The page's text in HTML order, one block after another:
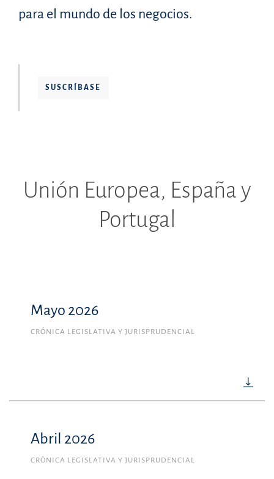
para el mundo de los negocios.
SUSCRÍBASE
Unión Europea, España y
Portugal
Mayo 2026
CRÓNICA LEGISLATIVA Y JURISPRUDENCIAL
Abril 2026
CRÓNICA LEGISLATIVA Y JURISPRUDENCIAL